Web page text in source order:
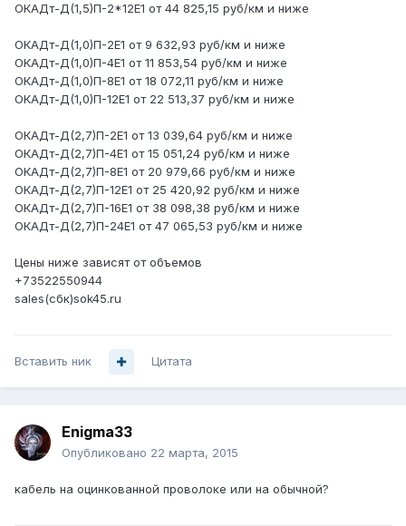
ОКАДт-Д(1,5)П-2*12Е1 от 44 825,15 руб/км и ниже
ОКАДт-Д(1,0)П-2Е1 от 9 632,93 руб/км и ниже
ОКАДт-Д(1,0)П-4Е1 от 11 853,54 руб/км и ниже
ОКАДт-Д(1,0)П-8Е1 от 18 072,11 руб/км и ниже
ОКАДт-Д(1,0)П-12Е1 от 22 513,37 руб/км и ниже
ОКАДт-Д(2,7)П-2Е1 от 13 039,64 руб/км и ниже
ОКАДт-Д(2,7)П-4Е1 от 15 051,24 руб/км и ниже
ОКАДт-Д(2,7)П-8Е1 от 20 979,66 руб/км и ниже
ОКАДт-Д(2,7)П-12Е1 от 25 420,92 руб/км и ниже
ОКАДт-Д(2,7)П-16Е1 от 38 098,38 руб/км и ниже
ОКАДт-Д(2,7)П-24Е1 от 47 065,53 руб/км и ниже
Цены ниже зависят от объемов
+73522550944
sales(сбк)sok45.ru
Вставить ник Цитата
Enigma33
Опубликовано 22 марта, 2015
кабель на оцинкованной проволоке или на обычной?